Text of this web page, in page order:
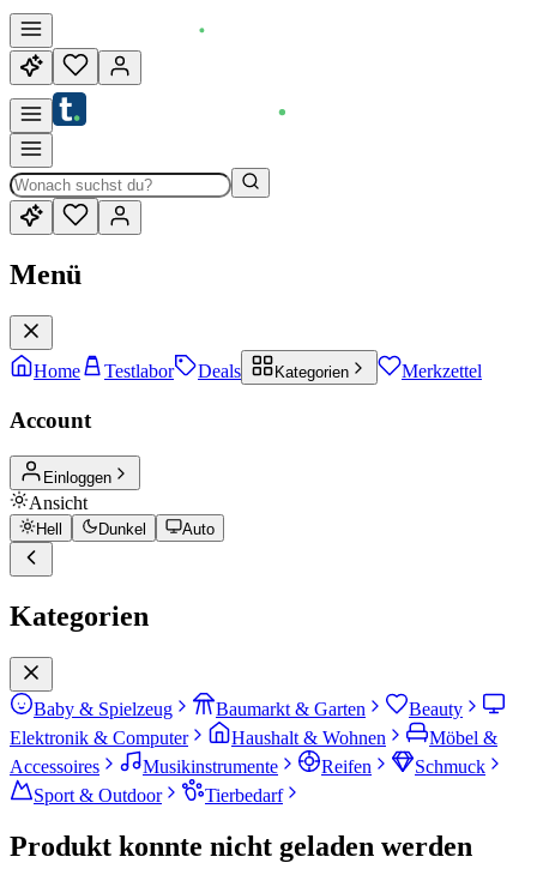
Menü
Home Testlabor Deals Kategorien Merkzettel
Account
Einloggen
Ansicht
Hell Dunkel Auto
Kategorien
Baby & Spielzeug Baumarkt & Garten
Beauty
Elektronik & Computer
Haushalt & Wohnen
Möbel &
Accessoires
Musikinstrumente Reifen
Schmuck
Sport & Outdoor
Tierbedarf
Produkt konnte nicht geladen werden